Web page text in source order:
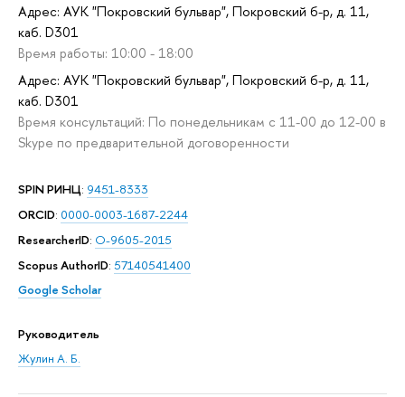
Адрес: АУК "Покровский бульвар", Покровский б-р, д. 11,
каб. D301
Время работы: 10:00 - 18:00
Адрес: АУК "Покровский бульвар", Покровский б-р, д. 11,
каб. D301
Время консультаций: По понедельникам с 11-00 до 12-00 в
Skype по предварительной договоренности
SPIN РИНЦ: 9451-8333
ORCID: 0000-0003-1687-2244
ResearcherID: O-9605-2015
Scopus AuthorID: 57140541400
Google Scholar
Руководитель
Жулин А. Б.